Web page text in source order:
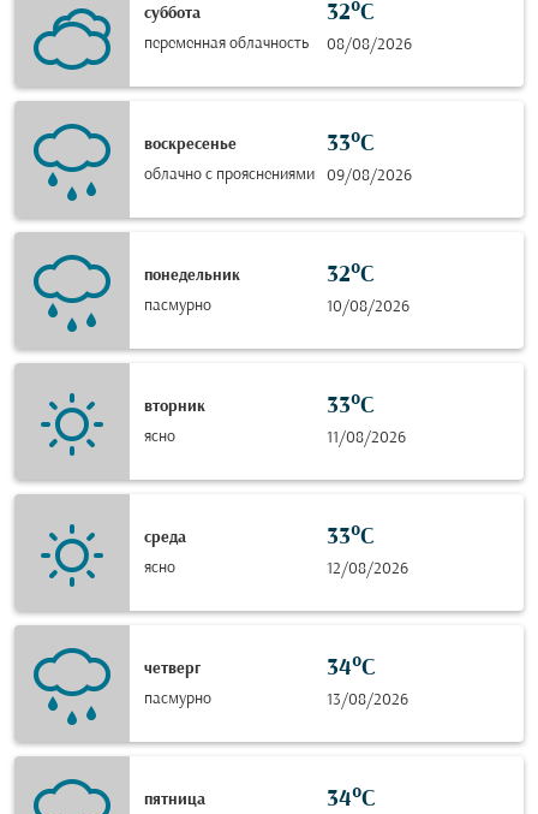
суббота
переменная облачность
32°C
08/08/2026
воскресенье
облачно с прояснениями
33°C
09/08/2026
понедельник
пасмурно
32°C
10/08/2026
вторник
ясно
33°C
11/08/2026
среда
ясно
33°C
12/08/2026
четверг
пасмурно
34°C
13/08/2026
пятница
34°C